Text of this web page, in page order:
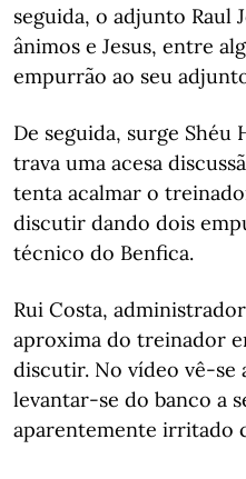
seguida, o adjunto Raul
ânimos e Jesus, entre
empurrão ao seu
De seguida, surge Shéu
trava uma acesa
tenta acalmar o
discutir dando dois
técnico do Benfica.
Rui Costa,
aproxima do treinador
discutir. No vídeo vê-se
levantar-se do banco a
aparentemente irritado